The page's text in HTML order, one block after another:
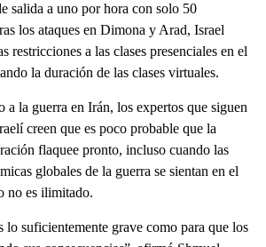
salida a uno por hora con solo 50
los ataques en Dimona y Arad, Israel
restricciones a las clases presenciales en el
la duración de las clases virtuales.
a la guerra en Irán, los expertos que siguen
creen que es poco probable que la
flaquee pronto, incluso cuando las
globales de la guerra se sientan en el
no es ilimitado.
lo suficientemente grave como para que los